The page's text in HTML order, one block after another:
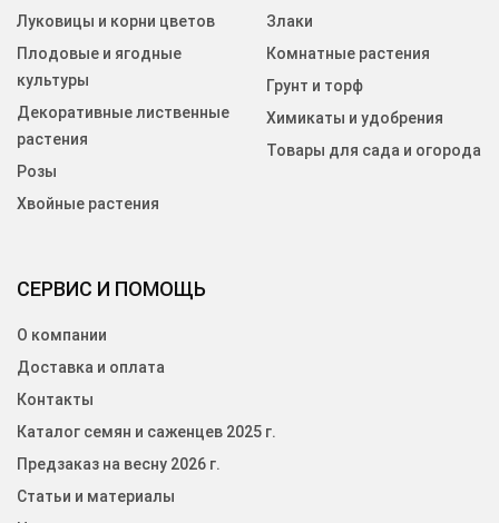
СЕРВИС И ПОМОЩЬ
О компании
Доставка и оплата
Контакты
Каталог семян и саженцев 2025 г.
Предзаказ на весну 2026 г.
Статьи и материалы
Луковицы и корни цветов
Плодовые и ягодные
культуры
Декоративные лиственные
растения
Розы
Хвойные растения
Злаки
Комнатные растения
Грунт и торф
Химикаты и удобрения
Товары для сада и огорода